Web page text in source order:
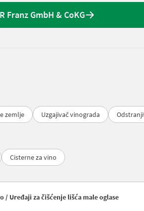
Franz GmbH & CoKG
zemlje Uzgajivač vinograda
Cisterne za vino
Uređaji za čišćenje lišća male oglase